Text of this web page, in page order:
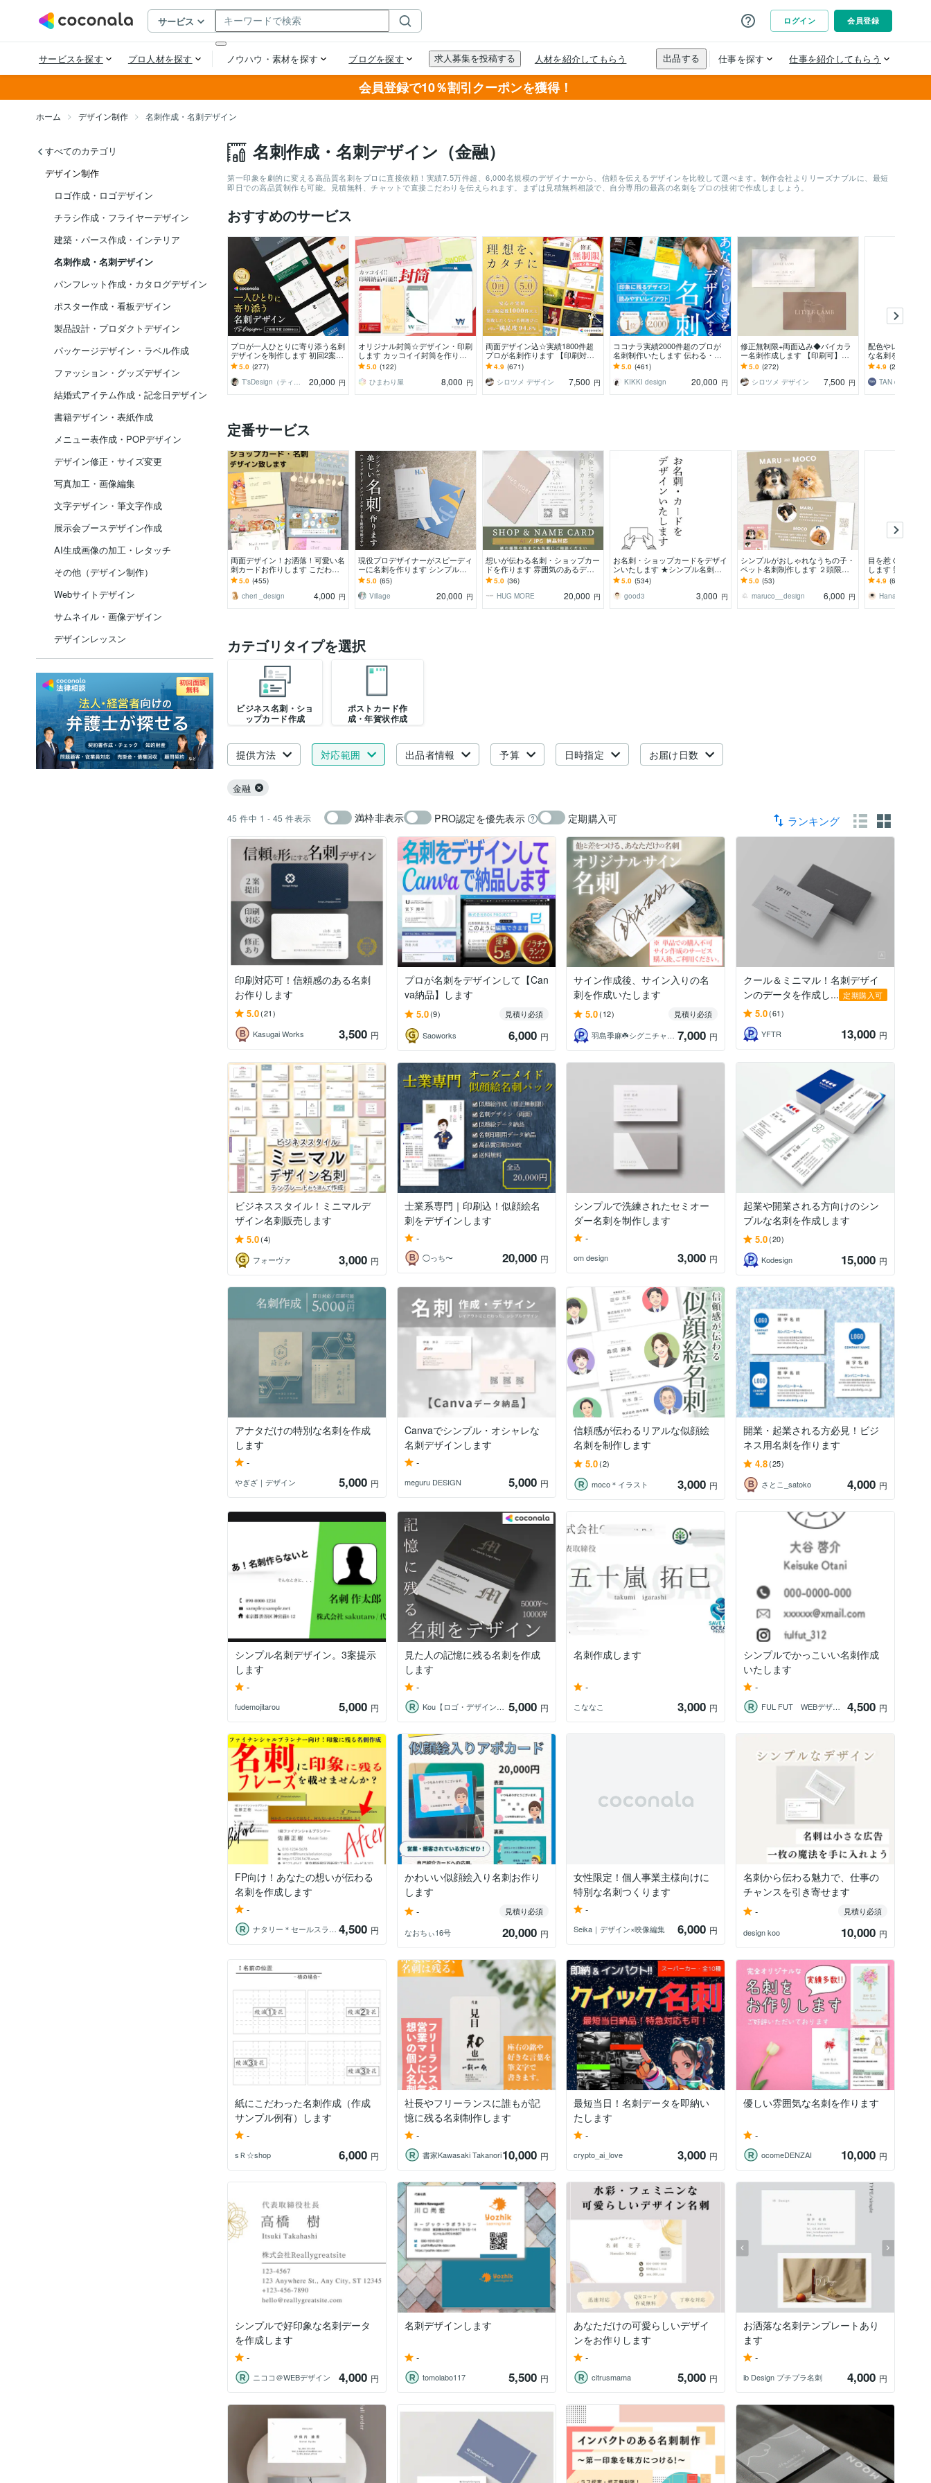
会員登録で10％割引クーポンを獲得！
ホーム デザイン制作 名刺作成・名刺デザイン
すべてのカテゴリ
デザイン制作
ロゴ作成・ロゴデザイン
チラシ作成・フライヤーデザイン
建築・パース作成・インテリア
名刺作成・名刺デザイン
パンフレット作成・カタログデザイン
ポスター作成・看板デザイン
製品設計・プロダクトデザイン
パッケージデザイン・ラベル作成
ファッション・グッズデザイン
結婚式アイテム作成・記念日デザイン
書籍デザイン・表紙作成
メニュー表作成・POPデザイン
デザイン修正・サイズ変更
写真加工・画像編集
文字デザイン・筆文字作成
展示会ブースデザイン作成
AI生成画像の加工・レタッチ
その他（デザイン制作）
Webサイトデザイン
サムネイル・画像デザイン
デザインレッスン
名刺作成・名刺デザイン（金融）
第一印象を劇的に変える高品質名刺をプロに直接依頼！実績7.5万件超、6,000名規模のデザイナーから、信頼を伝えるデザインを比較して選べます。制作会社よりリーズナブルに、最短
即日での高品質制作も可能。見積無料、チャットで直接こだわりを伝えられます。まずは見積無料相談で、自分専用の最高の名刺をプロの技術で作成しましょう。
おすすめのサービス
プロが一人ひとりに寄り添う名刺
デザインを制作します 初回2案ご
提案！ショップカード、スタンプ
カードも！
5.0 (277)
T’sDesign（ティーズデザイン）
20,000 円
オリジナル封筒☆デザイン・印刷
します カッコイイ封筒を作りた
い人へ！
5.0 (122)
ひまわり屋
8,000 円
両面デザイン込☆実績1800件超
プロが名刺作ります 【印刷対応
可】周りと差がつくあなただけの
ハイクオリティ名刺
4.9 (671)
シロツメ デザイン
7,500 円
ココナラ実績2000件超のプロが
名刺制作いたします 伝わる・印
象に残る・魅せる名刺をデザイン
します。
5.0 (461)
KIKKI design
20,000 円
修正無制限+両面込み◆バイカラ
ー名刺作成します 【印刷可】シ
ョップカード デザイン カラー 名
刺 制作 作成
5.0 (272)
シロツメ デザイン
7,500 円
配色やレイアウ
な名刺を制作し
修正回数無制限
無料／印刷対応◯
4.9 (273)
TAN design
定番サービス
両面デザイン！お洒落！可愛い名
刺カードお作りします こだわ
り！名刺やお店のポイントカー
ド、お作りしませんか？
5.0 (455)
cheri _design
4,000 円
現役プロデザイナーがスピーディ
ーに名刺を作ります シンプルで
美しい名刺を短時間で制作させて
いただきます！
5.0 (65)
Village
20,000 円
想いが伝わる名刺・ショップカー
ドを作ります 雰囲気のあるデザ
インが得意です紙の種類や印刷ま
で対応します
5.0 (36)
HUG MORE
20,000 円
お名刺・ショップカードをデザイ
ンいたします ★シンプル名刺か
らビジネス名刺までお気軽にご相
談下さい。
5.0 (534)
good3
3,000 円
シンプルがおしゃれなうちの子・
ペット名刺制作します ２頭限
定！印刷代込み100枚！オフ会・
イベントで大活躍♩
5.0 (53)
maruco__design
6,000 円
目を惹く名刺や
します 箔押し・
スポットグロス
4.9 (60)
Hana87
カテゴリタイプを選択
ビジネス名刺・ショ
ップカード作成
ポストカード作
成・年賀状作成
提供方法 対応範囲 出品者情報 予算 日時指定 お届け日数
金融
45 件中 1 - 45 件表示 満枠非表示 PRO認定を優先表示 定期購入可 ランキング
印刷対応可！信頼感のある名刺
お作りします
5.0(21)
Kasugai Works
3,500 円
プロが名刺をデザインして【Can
va納品】します
5.0(9)
見積り必須
Saoworks
6,000 円
サイン作成後、サイン入りの名
刺を作成いたします
5.0(12)
見積り必須
羽島季麻☘️シグニチャーデザイナー／ロゴ 7,000 円
クール＆ミニマル！名刺デザイ
ンのデータを作成し... 定期購入可
5.0(61)
YFTR
13,000 円
ビジネススタイル！ミニマルデ
ザイン名刺販売します
5.0(4)
フォーヴァ
3,000 円
士業系専門｜印刷込！似顔絵名
刺をデザインします
-
◯っち〜 20,000 円
シンプルで洗練されたセミオー
ダー名刺を制作します
-
om design 3,000 円
起業や開業される方向けのシン
プルな名刺を作成します
5.0(20)
Kodesign
15,000 円
アナタだけの特別な名刺を作成
します
-
やぎざ｜デザイン 5,000 円
Canvaでシンプル・オシャレな
名刺デザインします
-
meguru DESIGN 5,000 円
信頼感が伝わるリアルな似顔絵
名刺を制作します
5.0(2)
moco＊イラスト
3,000 円
開業・起業される方必見！ビジ
ネス用名刺を作ります
4.8(25)
さとこ_satoko
4,000 円
シンプル名刺デザイン。3案提示
します
-
fudemojitarou 5,000 円
見た人の記憶に残る名刺を作成
します
-
Kou【ロゴ・デザイン・動画編集】 5,000 円
名刺作成します
-
こななこ 3,000 円
シンプルでかっこいい名刺作成
いたします
-
FUL FUT WEBデザイン 4,500 円
FP向け！あなたの想いが伝わる
名刺を作成します
-
ナタリー＊セールスライター 4,500 円
かわいい似顔絵入り名刺お作り
します
-
見積り必須
なおちぃ16号
20,000 円
女性限定！個人事業主様向けに
特別な名刺つくります
-
Seika｜デザイン×映像編集 6,000 円
名刺から伝わる魅力で、仕事の
チャンスを引き寄せます
-
見積り必須
design koo
10,000 円
紙にこだわった名刺作成（作成
サンプル例有）します
-
sＲ☆shop 6,000 円
社長やフリーランスに誰もが記
憶に残る名刺制作します
-
書家Kawasaki Takanori10,000 円
最短当日！名刺データを即納い
たします
-
crypto_ai_love 3,000 円
優しい雰囲気な名刺を作ります
-
ocomeDENZAI 10,000 円
シンプルで好印象な名刺データ
を作成します
-
ニココ＠WEBデザイン 4,000 円
名刺デザインします
-
tomolabo117 5,500 円
あなただけの可愛らしいデザイ
ンをお作りします
-
citrusmama 5,000 円
お洒落な名刺テンプレートあり
ます
-
ib Design プチプラ名刺 4,000 円